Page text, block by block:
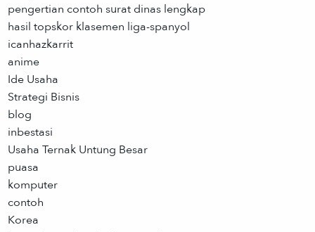
pengertian contoh surat dinas lengkap
hasil topskor klasemen liga-spanyol
icanhazkarrit
anime
Ide Usaha
Strategi Bisnis
blog
inbestasi
Usaha Ternak Untung Besar
puasa
komputer
contoh
Korea